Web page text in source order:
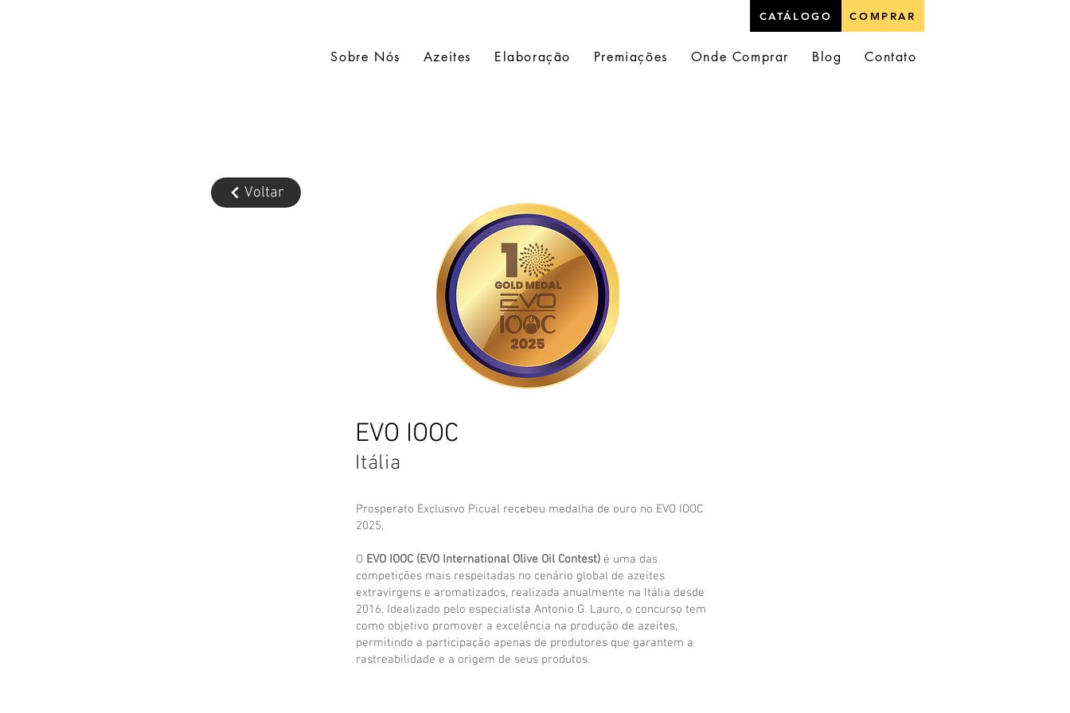
CATÁLOGO COMPRAR
Sobre Nós Azeites Elaboração Premiações Onde Comprar Blog Contato
Voltar
EVO IOOC
Itália
Prosperato Exclusivo Picual recebeu medalha de ouro no EVO IOOC
2025.
O EVO IOOC (EVO International Olive Oil Contest) é uma das
competições mais respeitadas no cenário global de azeites
extravirgens e aromatizados, realizada anualmente na Itália desde
2016. Idealizado pelo especialista Antonio G. Lauro, o concurso tem
como objetivo promover a excelência na produção de azeites,
permitindo a participação apenas de produtores que garantem a
rastreabilidade e a origem de seus produtos.